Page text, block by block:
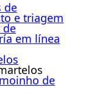
de
e triagem
de
em línea
de